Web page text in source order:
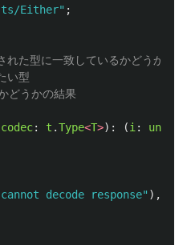
Either" ;
た型に一致しているかどうか判
い型
どうかの結果
codec: t .Type<T>): (i :
cannot decode response" ),